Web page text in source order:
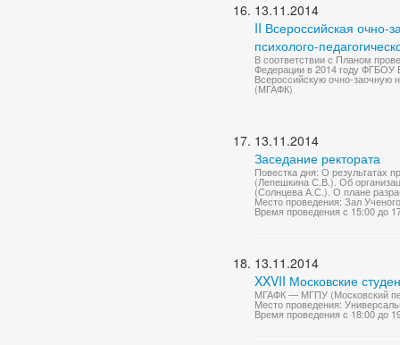
13.11.2014
II Всероссийская
психолого-
В соответствии с Планом
Федерации в 2014 году ФГБОУ
Всероссийскую очно-заочную
(МГАФК)
13.11.2014
Заседание ректората
Повестка дня: О результатах
(Лепешкина С.В.). Об
(Солнцева А.С.). О плане
Место проведения: Зал
Время проведения с 15:00 до
13.11.2014
XXVII Московские
МГАФК — МГПУ (Московский
Место проведения:
Время проведения с 18:00 до